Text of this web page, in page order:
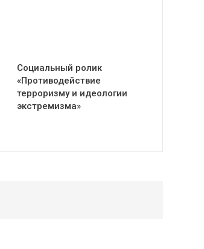
Социальный ролик
«Противодействие
терроризму и идеологии
экстремизма»